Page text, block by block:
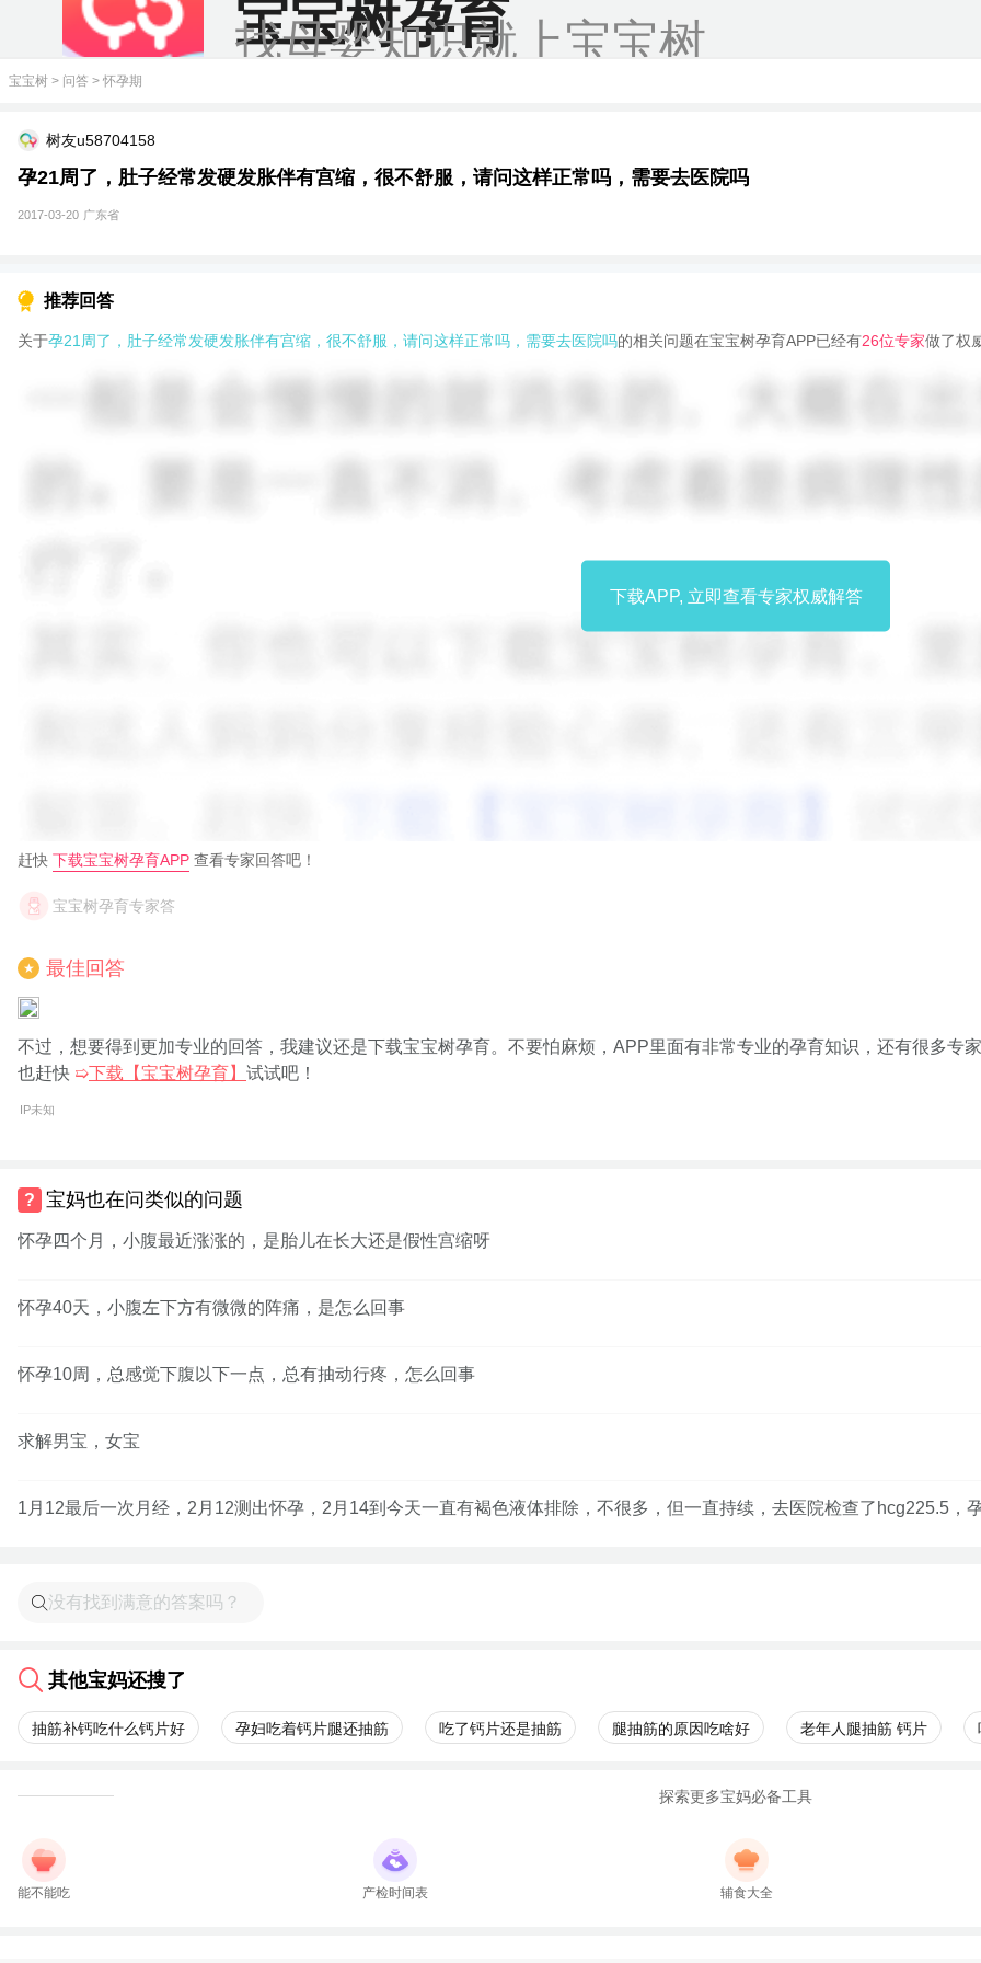
宝宝树孕育
找母婴知识就上宝宝树
宝宝树 > 问答 > 怀孕期
树友u58704158
孕21周了，肚子经常发硬发胀伴有宫缩，很不舒服，请问这样正常吗，需要去医院吗
2017-03-20 广东省
推荐回答
关于孕21周了，肚子经常发硬发胀伴有宫缩，很不舒服，请问这样正常吗，需要去医院吗的相关问题在宝宝树孕育APP已经有26位专家做了权
下载APP, 立即查看专家权威解答
赶快 下载宝宝树孕育APP 查看专家回答吧！
宝宝树孕育专家答
★ 最佳回答
不过，想要得到更加专业的回答，我建议还是下载宝宝树孕育。不要怕麻烦，APP里面有非常专业的孕育知识，还有很多专
也赶快 ➯下载【宝宝树孕育】 试试吧！
IP未知
宝妈也在问类似的问题
怀孕四个月，小腹最近涨涨的，是胎儿在长大还是假性宫缩呀
怀孕40天，小腹左下方有微微的阵痛，是怎么回事
怀孕10周，总感觉下腹以下一点，总有抽动行疼，怎么回事
求解男宝，女宝
1月12最后一次月经，2月12测出怀孕，2月14到今天一直有褐色液体排除，不很多，但一直持续，去医院检查了hcg225.5，
其他宝妈还搜了
抽筋补钙吃什么钙片好 孕妇吃着钙片腿还抽筋 吃了钙片还是抽筋 腿抽筋的原因吃啥好 老年人腿抽筋 钙片
探索更多宝妈必备工具
能不能吃 产检时间表 辅食大全